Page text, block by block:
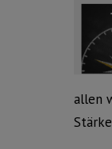
allen